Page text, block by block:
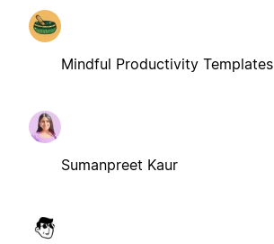
Mindful Productivity Templates
Sumanpreet Kaur